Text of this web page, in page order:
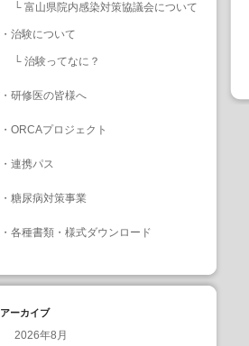
└ 富山県院内感染対策協議会について
・ 治験について
└ 治験ってなに？
・ 研修医の皆様へ
・ ORCAプロジェクト
・ 連携パス
・ 糖尿病対策事業
・ 各種書類・様式ダウンロード
アーカイブ
2026年8月